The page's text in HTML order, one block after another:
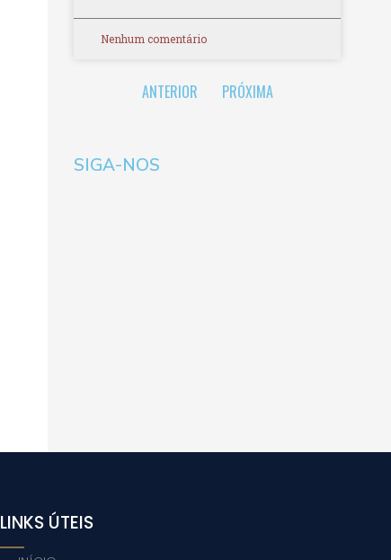
Nenhum comentário
ANTERIOR PRÓXIMA
SIGA-NOS
LINKS ÚTEIS